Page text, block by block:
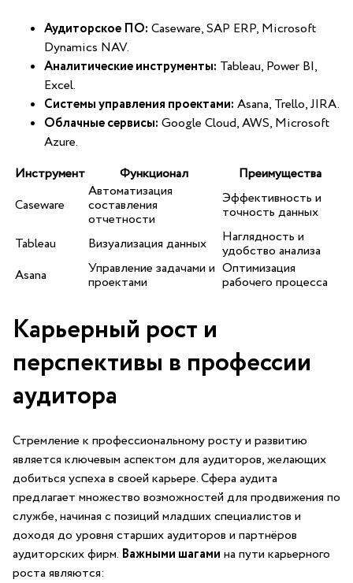
Аудиторское ПО: Caseware, SAP ERP,‌ Microsoft
Dynamics NAV.
Аналитические инструменты: Tableau, Power BI,
‌Excel.
Системы ​управления проектами: Asana, Trello, JIRA.
Облачные сервисы: Google Cloud, AWS, Microsoft
Azure.
Инструмент
Функционал
Преимущества
Caseware
Автоматизация
⁢составления
отчетности
Эффективность⁤ и
‍точность данных
Tableau
Визуализация данных Наглядность и‍
удобство анализа
Asana
Управление задачами и
⁣проектами
Оптимизация
рабочего процесса
Карьерный рост и
перспективы в ⁣профессии
аудитора
Стремление к профессиональному росту‌ и развитию
является⁣ ключевым аспектом для аудиторов, желающих
добиться ⁣успеха в своей‍ карьере. Сфера аудита
предлагает множество‍ возможностей для продвижения по
службе, начиная ⁣с позиций ⁤младших специалистов и
доходя до уровня ​старших‌ аудиторов ‍и партнёров
аудиторских фирм. Важными шагами на пути карьерного
роста являются: